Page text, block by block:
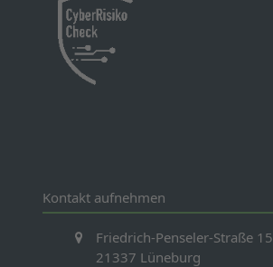
Kontakt aufnehmen
Friedrich-Penseler-Straße 15
21337 Lüneburg